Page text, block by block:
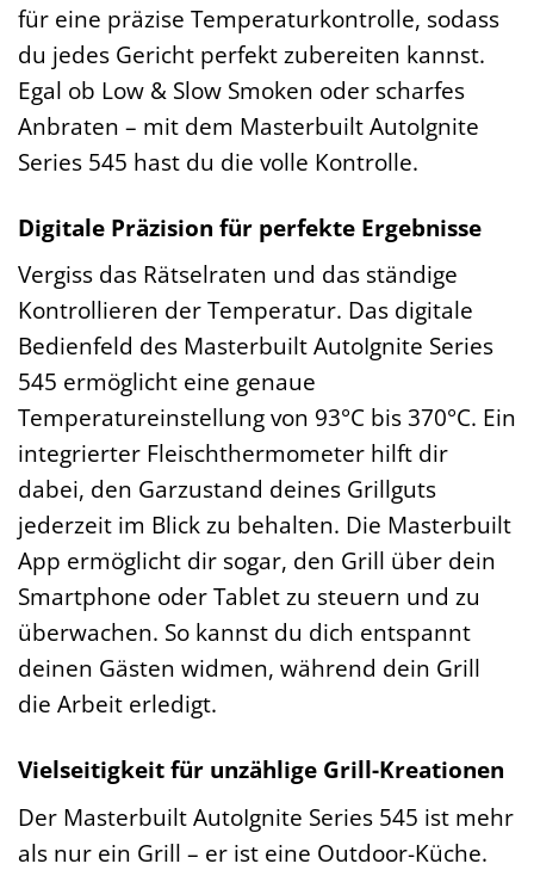
für eine präzise Temperaturkontrolle, sodass
du jedes Gericht perfekt zubereiten kannst.
Egal ob Low & Slow Smoken oder scharfes
Anbraten – mit dem Masterbuilt AutoIgnite
Series 545 hast du die volle Kontrolle.
Digitale Präzision für perfekte Ergebnisse
Vergiss das Rätselraten und das ständige
Kontrollieren der Temperatur. Das digitale
Bedienfeld des Masterbuilt AutoIgnite Series
545 ermöglicht eine genaue
Temperatureinstellung von 93°C bis 370°C. Ein
integrierter Fleischthermometer hilft dir
dabei, den Garzustand deines Grillguts
jederzeit im Blick zu behalten. Die Masterbuilt
App ermöglicht dir sogar, den Grill über dein
Smartphone oder Tablet zu steuern und zu
überwachen. So kannst du dich entspannt
deinen Gästen widmen, während dein Grill
die Arbeit erledigt.
Vielseitigkeit für unzählige Grill-Kreationen
Der Masterbuilt AutoIgnite Series 545 ist mehr
als nur ein Grill – er ist eine Outdoor-Küche.